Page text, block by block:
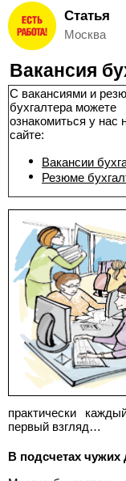
Вход
и
Регистрация
Избранное
Соискателям
Добавить
резюме
Добавить
вакансию
Полная
версия
Статья
Москва
Вакансия
С вакансиями и
бухгалтера можете
ознакомиться у нас
сайте:
Вакансии
Резюме
практически
первый взгляд…
В подсчетах чужих